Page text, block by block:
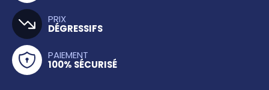
PRIX
DÉGRESSIFS
PAIEMENT
100% SÉCURISÉ